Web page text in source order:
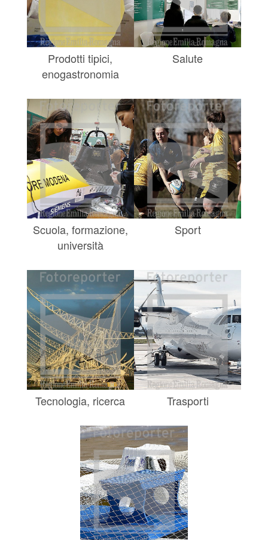
Prodotti tipici,
enogastronomia
Salute
Scuola, formazione,
università
Sport
Tecnologia, ricerca Trasporti